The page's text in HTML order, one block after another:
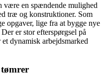
en spændende mulighed
træ og konstruktioner. Som
opgaver, lige fra at bygge nye
er stor efterspørgsel på
dynamisk arbejdsmarked
tømrer